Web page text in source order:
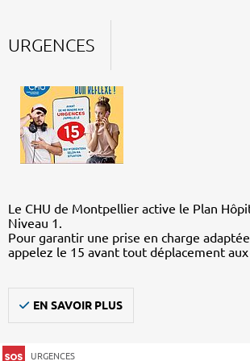
URGENCES
Le CHU de Montpellier active le Plan
Niveau 1.
Pour garantir une prise en charge
appelez le 15 avant tout déplacement aux
EN SAVOIR PLUS
URGENCES